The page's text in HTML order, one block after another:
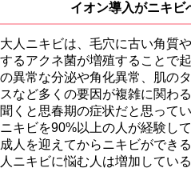
イオン導入がニキビ
大人ニキビは、毛穴に古い角質
するアクネ菌が増殖することで
の異常な分泌や角化異常、肌の
スなど多くの要因が複雑に関わ
聞くと思春期の症状だと思って
ニキビを90%以上の人が経験し
成人を迎えてからニキビができ
人ニキビに悩む人は増加してい